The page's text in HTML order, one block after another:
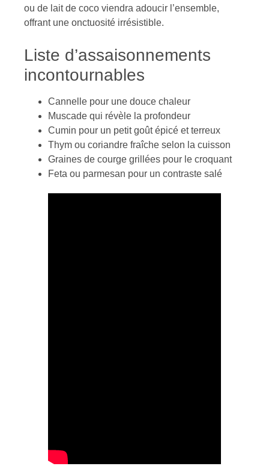
ou de lait de coco viendra adoucir l’ensemble,
offrant une onctuosité irrésistible.
Liste d’assaisonnements
incontournables
Cannelle pour une douce chaleur
Muscade qui révèle la profondeur
Cumin pour un petit goût épicé et terreux
Thym ou coriandre fraîche selon la cuisson
Graines de courge grillées pour le croquant
Feta ou parmesan pour un contraste salé